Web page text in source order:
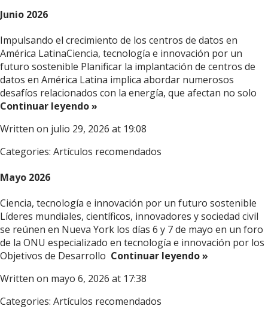
Junio 2026
Impulsando el crecimiento de los centros de datos en
América LatinaCiencia, tecnología e innovación por un
futuro sostenible Planificar la implantación de centros de
datos en América Latina implica abordar numerosos
desafíos relacionados con la energía, que afectan no solo
Continuar leyendo »
Written on julio 29, 2026 at 19:08
Categories: Artículos recomendados
Mayo 2026
Ciencia, tecnología e innovación por un futuro sostenible
Líderes mundiales, científicos, innovadores y sociedad civil
se reúnen en Nueva York los días 6 y 7 de mayo en un foro
de la ONU especializado en tecnología e innovación por los
Objetivos de Desarrollo Continuar leyendo »
Written on mayo 6, 2026 at 17:38
Categories: Artículos recomendados